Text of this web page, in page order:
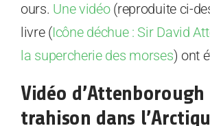
ours. Une vidéo(reproduite ci-
livre (Icône déchue : Sir David
la supercherie des morses) ont
Vidéo
trahison dans